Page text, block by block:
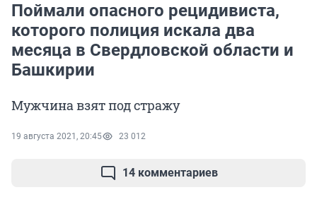
Поймали опасного рецидивиста,
которого полиция искала два
месяца в Свердловской области и
Башкирии
Мужчина взят под стражу
19 августа 2021, 20:45 23 012
14 комментариев